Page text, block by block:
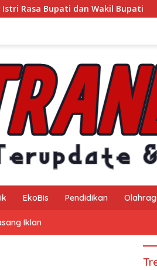
Rasa Bupati dan Wakil Bupati
EkoBis Pendidikan
Iklan